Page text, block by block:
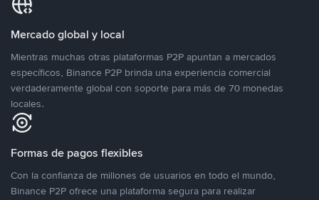
Mercado global y local
Mientras muchas otras plataformas P2P apuntan a mercados
específicos, Binance P2P brinda una experiencia comercial
verdaderamente global con soporte para más de 70 monedas
locales.
Formas de pagos flexibles
Con la confianza de millones de usuarios en todo el mundo,
Binance P2P ofrece una plataforma segura para realizar